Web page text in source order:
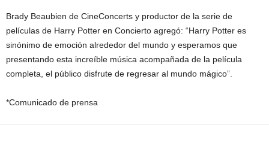
Brady Beaubien de CineConcerts y productor de la serie de
películas de Harry Potter en Concierto agregó: “Harry Potter es
sinónimo de emoción alrededor del mundo y esperamos que
presentando esta increíble música acompañada de la película
completa, el público disfrute de regresar al mundo mágico”.
*Comunicado de prensa